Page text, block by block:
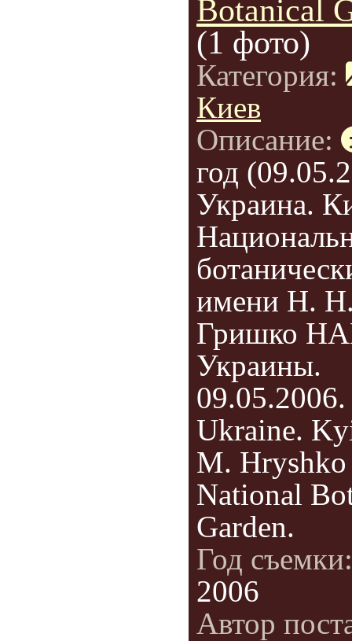
Botanical
(1 фото)
Категория:
Киев
Описание:
год
Украина.
имени Н.
Гришко
Украины.
09.05.2006.
Ukraine.
M. Hryshko
National
Garden.
Год
2006
Автор